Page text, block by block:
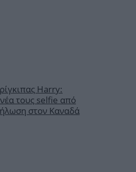
Harry:
τους selfie από
στον Καναδά